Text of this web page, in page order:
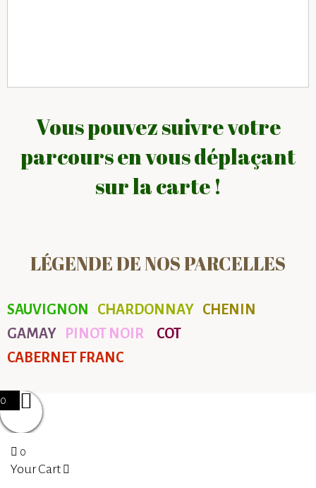
Vous pouvez suivre votre
parcours en vous déplaçant
sur la carte !
LÉGENDE DE NOS PARCELLES
SAUVIGNON CHARDONNAY CHENIN
GAMAY
PINOT NOIR
COT
CABERNET FRANC
0
0
Your Cart